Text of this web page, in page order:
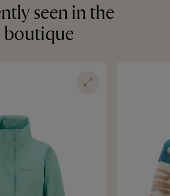
seen in the
boutique